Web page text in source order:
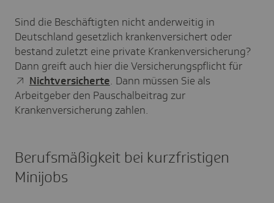
Sind die Beschäftigten nicht anderweitig in
Deutschland gesetzlich krankenversichert oder
bestand zuletzt eine private Krankenversicherung?
Dann greift auch hier die Versicherungspflicht für
Nichtversicherte. Dann müssen Sie als
Arbeitgeber den Pauschalbeitrag zur
Krankenversicherung zahlen.
Berufsmäßigkeit bei kurzfristigen
Minijobs